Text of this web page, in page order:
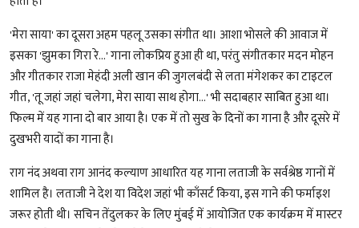
'मेरा साया' का दूसरा अहम पहलू उसका संगीत था। आशा भोसले की आवाज में
इसका 'झुमका गिरा रे...' गाना लोकप्रिय हुआ ही था, परंतु संगीतकार मदन मोहन
और गीतकार राजा मेहंदी अली खान की जुगलबंदी से लता मंगेशकर का टाइटल
गीत, 'तू जहां जहां चलेगा, मेरा साया साथ होगा...' भी सदाबहार साबित हुआ था।
फिल्म में यह गाना दो बार आया है। एक में तो सुख के दिनों का गाना है और दूसरे में
दुखभरी यादों का गाना है।
राग नंद अथवा राग आनंद कल्याण आधारित यह गाना लताजी के सर्वश्रेष्ठ गानों में
शामिल है। लताजी ने देश या विदेश जहां भी काँसर्ट किया, इस गाने की फर्माइश
जरूर होती थी। सचिन तेंदुलकर के लिए मुंबई में आयोजित एक कार्यक्रम में मास्टर